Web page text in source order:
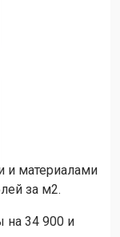
и материалами
за м2.
на 34 900 и